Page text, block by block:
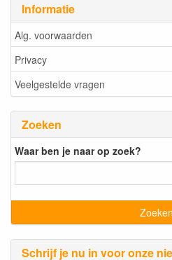
Informatie
Alg. voorwaarden
Privacy
Veelgestelde vragen
Zoeken
Waar ben je naar op zoek?
Schrijf je nu in voor onze